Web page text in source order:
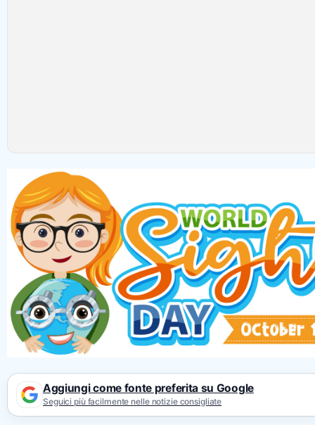
Aggiungi come fonte preferita su Google
Seguici più facilmente nelle notizie consigliate